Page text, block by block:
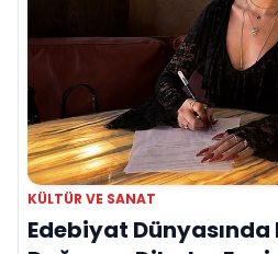
KÜLTÜR VE SANAT
Edebiyat Dünyasında